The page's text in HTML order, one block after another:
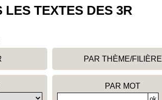
LES TEXTES DES 3R
PAR THÈME/FILIÈRE
PAR MOT